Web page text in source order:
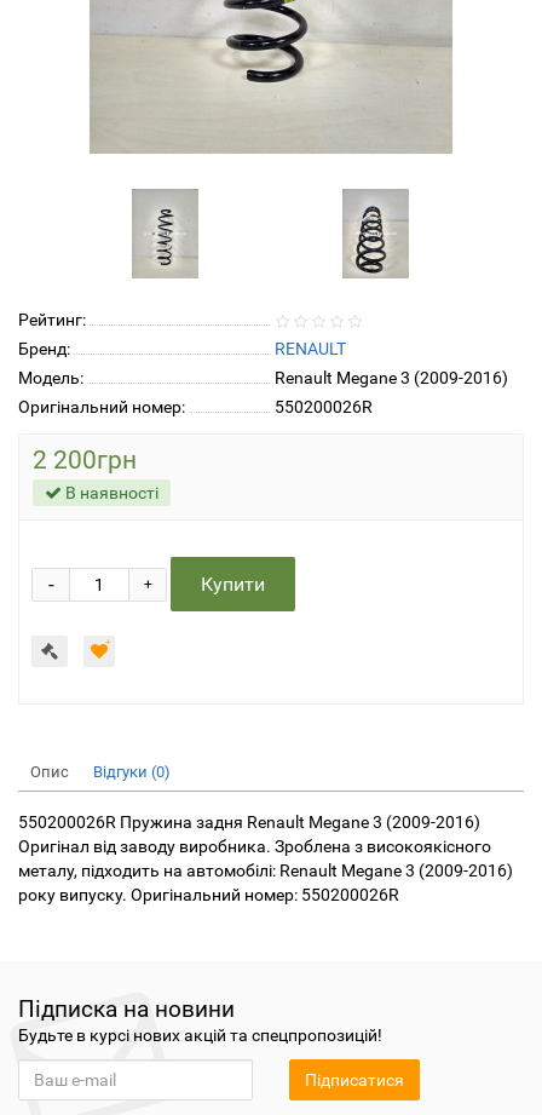
Рейтинг:
Бренд:
RENAULT
Модель:
Renault Megane 3 (2009-2016)
Оригінальний номер:
550200026R
2 200грн
В наявності
+
- Купити
Опис Відгуки (0)
550200026R Пружина задня Renault Megane 3 (2009-2016)
Оригінал від заводу виробника. Зроблена з високоякісного
металу, підходить на автомобілі: Renault Megane 3 (2009-2016)
року випуску. Оригінальний номер: 550200026R
Підписка на новини
Будьте в курсі нових акцій та спецпропозицій!
Підписатися